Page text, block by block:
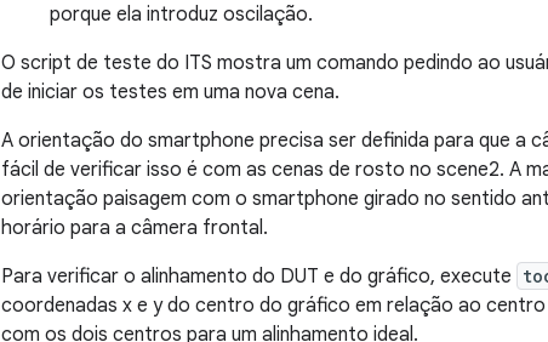
porque ela introduz oscilação.
O script de teste do ITS mostra um comando pedindo ao
de iniciar os testes em uma nova cena.
A orientação do smartphone precisa ser definida para que a
fácil de verificar isso é com as cenas de rosto no scene2. A
orientação paisagem com o smartphone girado no sentido
horário para a câmera frontal.
Para verificar o alinhamento do DUT e do gráfico, execute
coordenadas x e y do centro do gráfico em relação ao
com os dois centros para um alinhamento ideal.